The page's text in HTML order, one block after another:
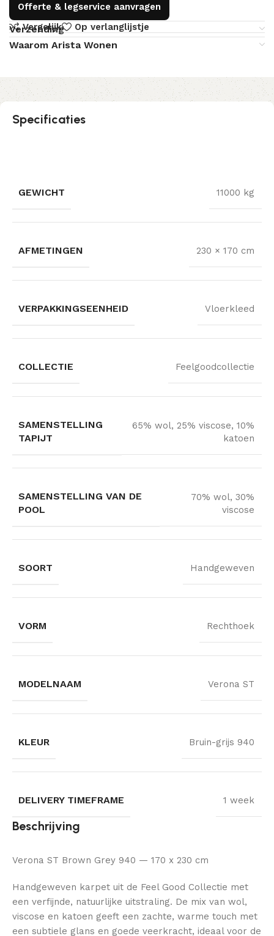
Offerte & legservice aanvragen
Vergelijk
Op verlanglijstje
Verzending
Waarom Arista Wonen
Specificaties
GEWICHT 11000 kg
AFMETINGEN 230 × 170 cm
VERPAKKINGSEENHEID Vloerkleed
COLLECTIE Feelgoodcollectie
SAMENSTELLING
TAPIJT
65% wol, 25% viscose, 10%
katoen
SAMENSTELLING VAN DE
POOL
70% wol, 30%
viscose
SOORT Handgeweven
VORM Rechthoek
MODELNAAM Verona ST
KLEUR Bruin-grijs 940
DELIVERY TIMEFRAME 1 week
Beschrijving
Verona ST Brown Grey 940 — 170 x 230 cm
Handgeweven karpet uit de Feel Good Collectie met
een verfijnde, natuurlijke uitstraling. De mix van wol,
viscose en katoen geeft een zachte, warme touch met
een subtiele glans en goede veerkracht, ideaal voor de